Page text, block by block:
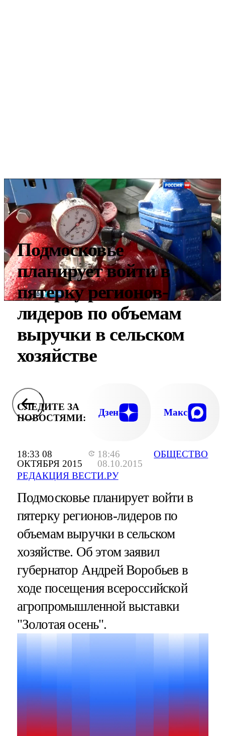
18:33 08
ОКТЯБРЯ 2015
18:46
08.10.2015
РЕДАКЦИЯ ВЕСТИ.РУ
ОБЩЕСТВО
Подмосковье
планирует войти в
пятерку регионов-
лидеров по объемам
выручки в сельском
хозяйстве
СЛЕДИТЕ ЗА
НОВОСТЯМИ:
Дзен Макс
Подмосковье планирует войти в
пятерку регионов-лидеров по
объемам выручки в сельском
хозяйстве. Об этом заявил
губернатор Андрей Воробьев в
ходе посещения всероссийской
агропромышленной выставки
"Золотая осень".